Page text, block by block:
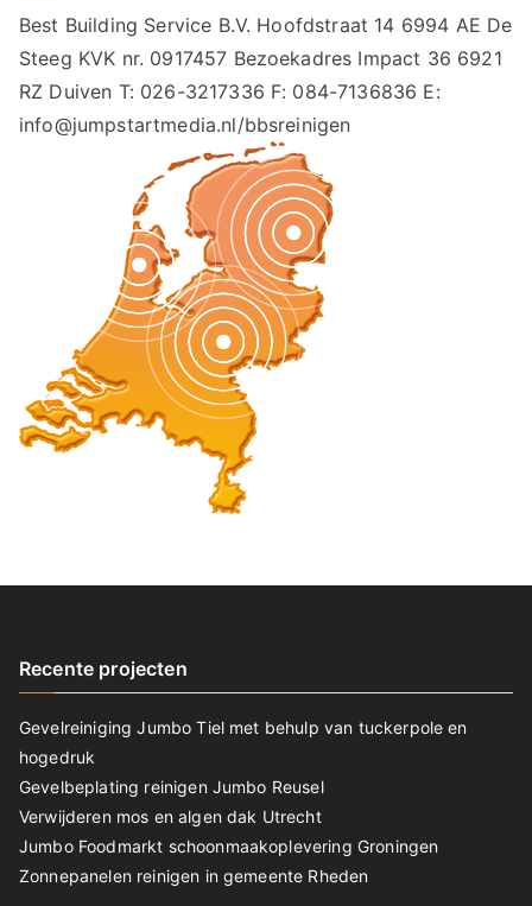
Best Building Service B.V. Hoofdstraat 14 6994 AE De
Steeg KVK nr. 0917457 Bezoekadres Impact 36 6921
RZ Duiven T: 026-3217336 F: 084-7136836 E:
info@jumpstartmedia.nl/bbsreinigen
Recente projecten
Gevelreiniging Jumbo Tiel met behulp van tuckerpole en
hogedruk
Gevelbeplating reinigen Jumbo Reusel
Verwijderen mos en algen dak Utrecht
Jumbo Foodmarkt schoonmaakoplevering Groningen
Zonnepanelen reinigen in gemeente Rheden